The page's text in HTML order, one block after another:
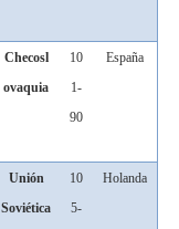
Checosl
ovaquia
10
1-
90
España
Unión
Soviética
10
5-
Holanda